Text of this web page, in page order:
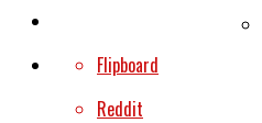
Flipboard
Reddit